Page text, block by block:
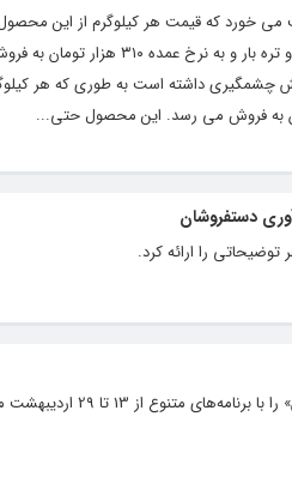
نیز به خود دیده است و هرکیلوگرم گوجه زیتونی در میدان
چشمگیری داشته است به طوری که هر
دستفروشان
را ارائه کرد.
سازمان فرهنگی هنری شهرداری تهران